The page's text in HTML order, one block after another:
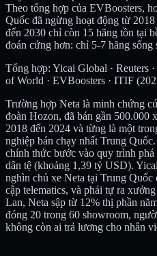
Theo tổng hợp của EVBoosters,
Quốc đã ngừng hoạt động từ
đến 2030 chỉ còn 15 hãng tồn tại
đoán cứng hơn: chỉ 5-7 hãng sống
Tổng hợp: Yicai Global · Reuters
of World · EVBoosters · ITIF
Trường hợp Neta là minh chứng
đoàn Hozon, đã bán gần 500.000
2018 đến 2024 và từng là một
nghiệp bán chạy nhất Trung
chính thức bước vào quy trình
dân tệ (khoảng 1,39 tỷ USD).
nghìn chủ xe Neta tại Trung Quốc
cập telematics, và phải tự ra
Lan, Neta sập từ 12% thị phần
đóng 20 trong 60 showroom,
không còn ai trả lương cho nhân